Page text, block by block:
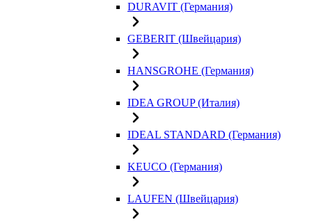
DURAVIT (Германия)
GEBERIT (Швейцария)
HANSGROHE (Германия)
IDEA GROUP (Италия)
IDEAL STANDARD (Германия)
KEUCO (Германия)
LAUFEN (Швейцария)